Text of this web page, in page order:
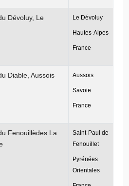
Dévoluy, Le
Le Dévoluy
Hautes-Alpes
France
Diable, Aussois Aussois
Savoie
France
Fenouillèdes La
Saint-Paul de
Fenouillet
Pyrénées
Orientales